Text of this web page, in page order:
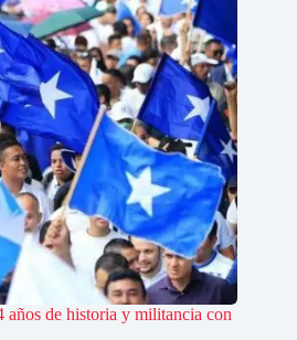
años de historia y militancia con